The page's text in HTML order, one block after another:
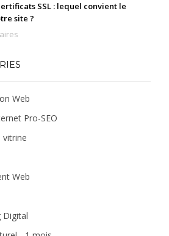
SSL : lequel convient le
site ?
Web
Pro-SEO
vitrine
Web
Digital